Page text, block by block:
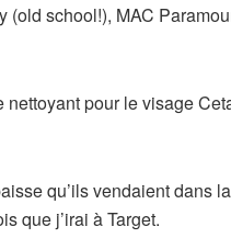
(old school!), MAC
nettoyant pour le visage
qu’ils vendaient dans
que j’irai à Target.